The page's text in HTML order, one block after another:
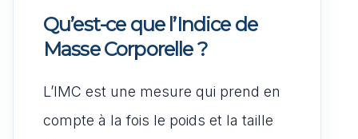
Qu’est-ce que l’Indice de
Masse Corporelle ?
L’IMC est une mesure qui prend en
compte à la fois le poids et la taille